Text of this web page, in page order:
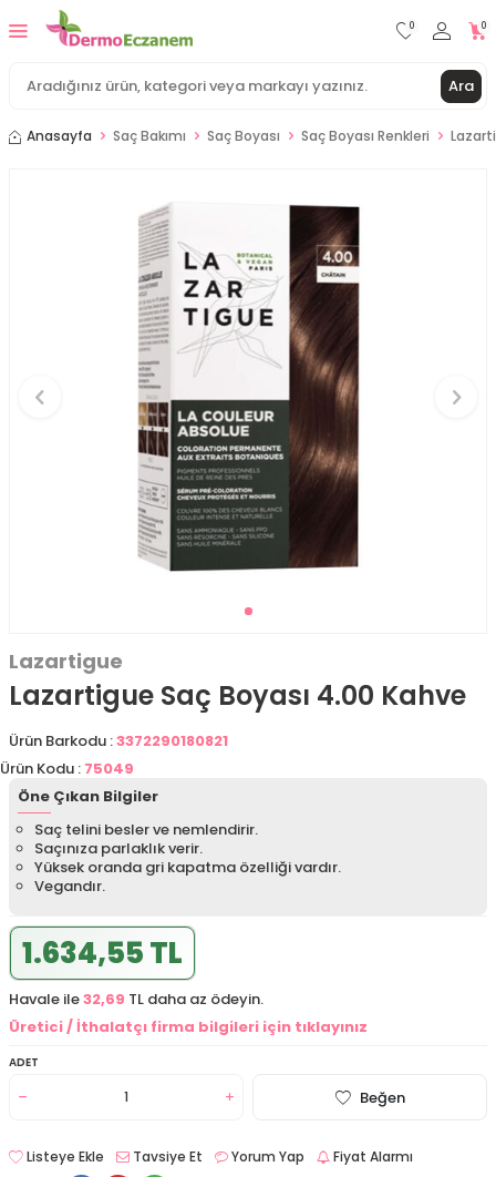
Ara
0 0
Anasayfa Saç Bakımı Saç Boyası Saç Boyası Renkleri
Lazartigue
Lazartigue Saç Boyası 4.00 Kahve
Ürün Barkodu :3372290180821
Ürün Kodu : 75049
Öne Çıkan Bilgiler
Saç telini besler ve nemlendirir.
Saçınıza parlaklık verir.
Yüksek oranda gri kapatma özelliği vardır.
Vegandır.
1.634,55 TL
Havale ile32,69 TL daha az ödeyin.
Üretici / İthalatçı firma bilgileri için tıklayınız
ADET
Beğen
Listeye Ekle Tavsiye Et Yorum Yap Fiyat Alarmı